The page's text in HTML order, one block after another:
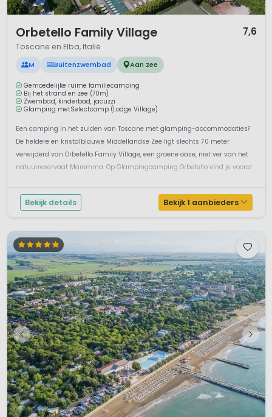
Orbetello Family Village 7,6
Toscane en Elba, Italië
M Buitenzwembad Aan zee
Gemoedelijke ruime familiecamping
Bij het strand en zee (70m)
Zwembad, kinderbad, jacuzzi
Glamping metSelectcamp (Lodge Village)
Een camping in het zuiden van Toscane met glamping-accommodaties?
De heldere en kristalblauwe Middellandse Zee ligt slechts 70 meter
verwijderd van Orbetello Family Village, een groene oase, niet ver van het
natuurreservaat Maremma. Op Glampingcamping Orbetello vind je vooral
str...
Bekijk details Bekijk 1 aanbieders